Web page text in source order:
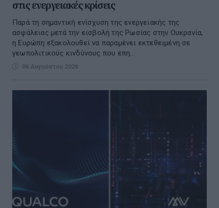
στις ενεργειακές κρίσεις
Παρά τη σημαντική ενίσχυση της ενεργειακής της
ασφάλειας μετά την εισβολή της Ρωσίας στην Ουκρανία,
η Ευρώπη εξακολουθεί να παραμένει εκτεθειμένη σε
γεωπολιτικούς κινδύνους που επη...
06 Αυγούστου 2026